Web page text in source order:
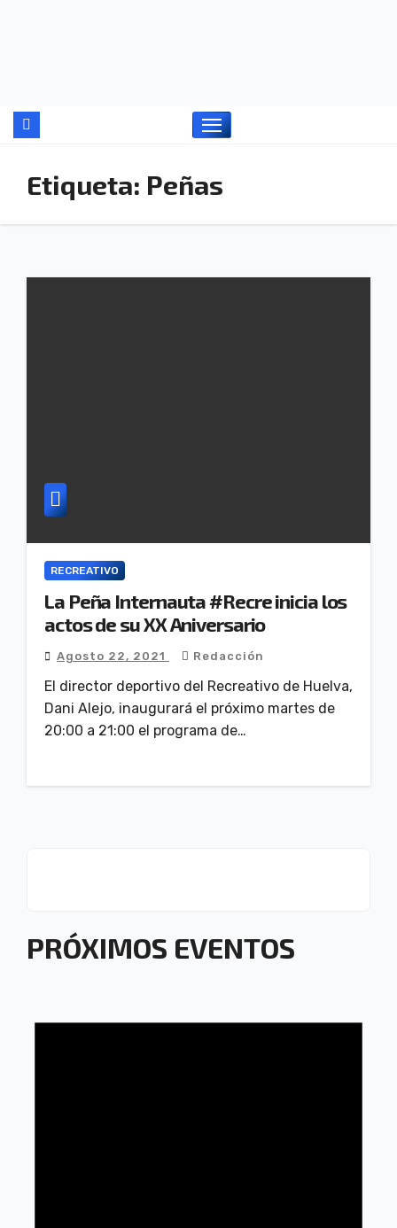
Etiqueta: Peñas
RECREATIVO
La Peña Internauta #Recre inicia los
actos de su XX Aniversario
Agosto 22, 2021 Redacción
El director deportivo del Recreativo de Huelva,
Dani Alejo, inaugurará el próximo martes de
20:00 a 21:00 el programa de…
PRÓXIMOS EVENTOS